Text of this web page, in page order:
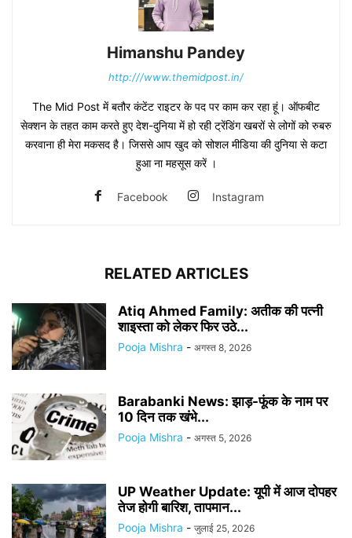
Himanshu Pandey
http:///www.themidpost.in/
The Mid Post में बतौर कंटेंट राइटर के पद पर काम कर रहा हूं। ऑफबीट
सेक्शन के तहत काम करते हुए देश-दुनिया में हो रही ट्रेंडिंग खबरों से लोगों को रुबरु
करवाना ही मेरा मकसद है। जिससे आप खुद को सोशल मीडिया की दुनिया से कटा
हुआ ना महसूस करें ।
Facebook Instagram
RELATED ARTICLES
Atiq Ahmed Family: अतीक की पत्नी
शाइस्ता को लेकर फिर उठे...
Pooja Mishra - अगस्त 8, 2026
Barabanki News: झाड़-फूंक के नाम पर
10 दिन तक खंभे...
Pooja Mishra - अगस्त 5, 2026
UP Weather Update: यूपी में आज दोपहर
तेज होगी बारिश, तापमान...
Pooja Mishra - जुलाई 25, 2026